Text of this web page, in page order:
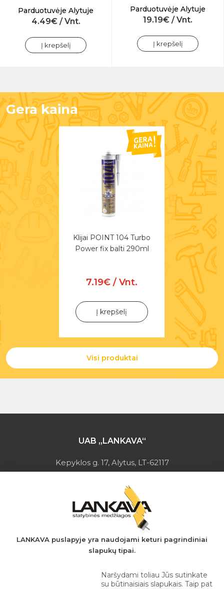
Parduotuvėje Alytuje
4.49€ / Vnt.
Į krepšelį
Parduotuvėje Alytuje
19.19€ / Vnt.
Į krepšelį
Gera kaina
Visi produktai
Klijai POINT 104 Turbo
Power fix balti 290ml
7.19€ / Vnt.
Į krepšelį
UAB „LANKAVA“
Kepyklos g. 17, Alytus, LT-62117
Įmonės kodas: 149728275
PVM mokėtojo kodas: LT497282716
A.s.: LT037044060001923651
AB SEB bankas
+370 610 42 222
LANKAVA puslapyje yra naudojami keturi pagrindiniai
slapukų tipai.
Naršydami toliau Jūs sutinkate
su būtinaisiais slapukais. Taip pat